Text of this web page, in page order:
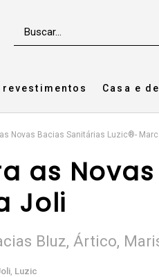
revestimentos Casa e
Novas Bacias Sanitárias Luzic®-
as
Joli
Bluz, Ártico,
Luzic